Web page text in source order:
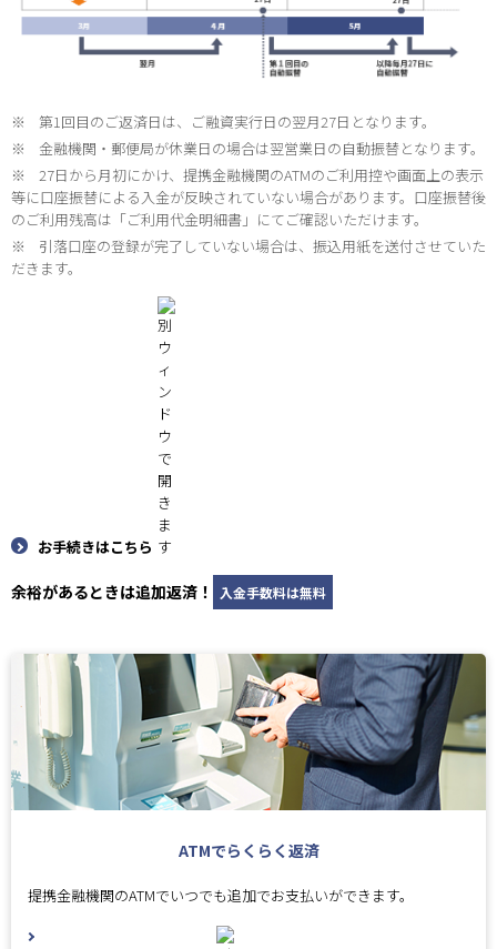
※
第1回目のご返済日は、ご融資実行日の翌月27日となります。
※
金融機関・郵便局が休業日の場合は翌営業日の自動振替となります。
※
27日から月初にかけ、提携金融機関のATMのご利用控や画面上の表示
等に口座振替による入金が反映されていない場合があります。口座振替後
のご利用残高は「ご利用代金明細書」にてご確認いただけます。
※
引落口座の登録が完了していない場合は、振込用紙を送付させていた
だきます。
お手続きはこちら
余裕があるときは追加返済！ 入金手数料は無料
ATMでらくらく返済
提携金融機関のATMでいつでも追加でお支払いができます。